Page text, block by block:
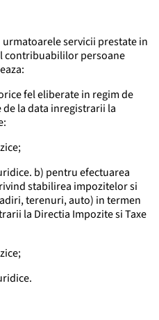
servicii prestate in
contribuabililor persoane
fel eliberate in regim de
la data inregistrarii la
b) pentru efectuarea
stabilirea impozitelor si
terenuri, auto) in termen
la Directia Impozite si Taxe